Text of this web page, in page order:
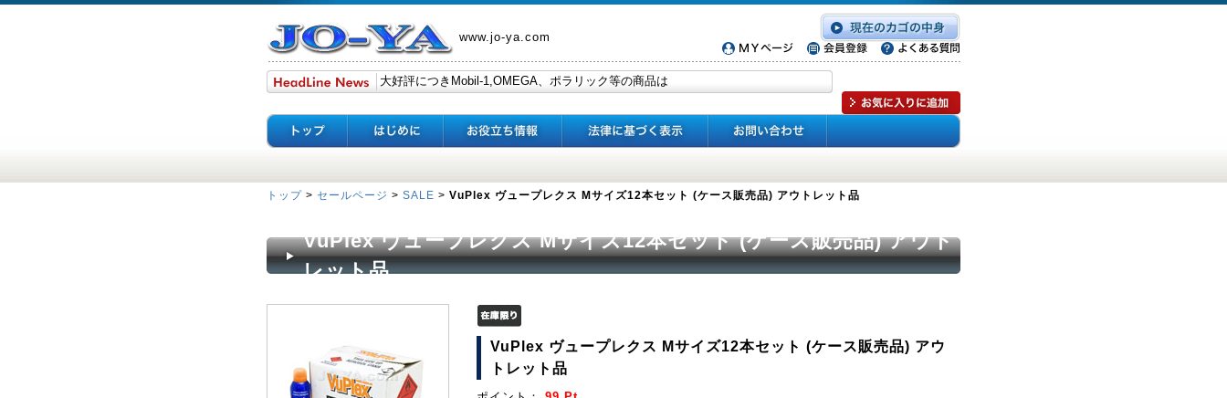
www.jo-ya.com
トップ > セールページ > SALE > VuPlex ヴュープレクス Mサイズ12本セット (ケース販売品) アウトレット品
VuPlex ヴュープレクス Mサイズ12本セット (ケース販売品) アウト
レット品
VuPlex ヴュープレクス Mサイズ12本セット (ケース販売品) アウ
トレット品